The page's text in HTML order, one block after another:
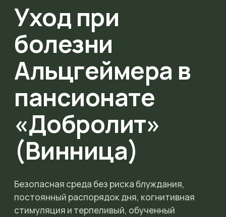
Уход при
болезни
Альцгеймера в
пансионате
«Добролит»
(Винница)
Безопасная среда без риска блуждания,
постоянный распорядок дня, когнитивная
стимуляция и терпеливый, обученный